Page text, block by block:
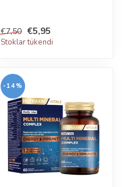
€7,50 €5,95
Stoklar tükendi
-14%